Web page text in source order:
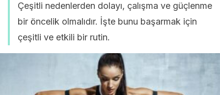
Çeşitli nedenlerden dolayı, çalışma ve güçlenme
bir öncelik olmalıdır. İşte bunu başarmak için
çeşitli ve etkili bir rutin.